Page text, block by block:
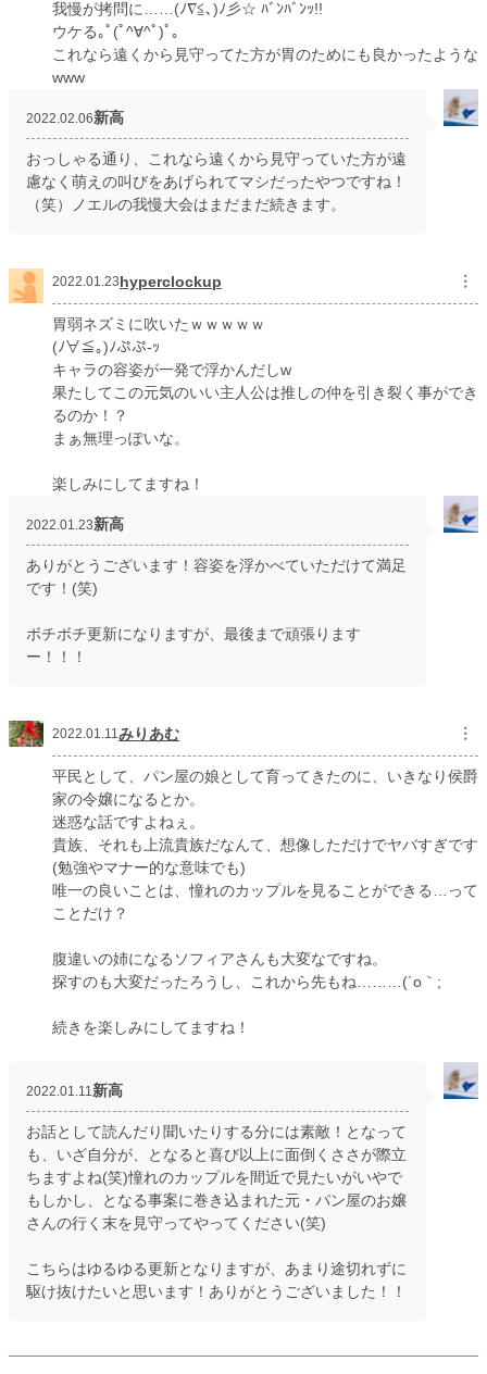
我慢が拷問に……(ﾉ∇≦､)ﾉ彡☆ ﾊﾞﾝﾊﾞﾝｯ!!
ウケる｡ﾟ(ﾟ^∀^ﾟ)ﾟ｡
これなら遠くから見守ってた方が胃のためにも良かったような
www
2022.02.06新高
おっしゃる通り、これなら遠くから見守っていた方が遠
慮なく萌えの叫びをあげられてマシだったやつですね！
（笑）ノエルの我慢大会はまだまだ続きます。
2022.01.23hyperclockup ︙
胃弱ネズミに吹いたｗｗｗｗｗ
(ﾉ∀≦｡)ﾉぷぷ-ｯ
キャラの容姿が一発で浮かんだしw
果たしてこの元気のいい主人公は推しの仲を引き裂く事ができ
るのか！？
まぁ無理っぽいな。
楽しみにしてますね！
2022.01.23新高
ありがとうございます！容姿を浮かべていただけて満足
です！(笑)
ボチボチ更新になりますが、最後まで頑張ります
ー！！！
2022.01.11みりあむ ︙
平民として、パン屋の娘として育ってきたのに、いきなり侯爵
家の令嬢になるとか。
迷惑な話ですよねぇ。
貴族、それも上流貴族だなんて、想像しただけでヤバすぎです
(勉強やマナー的な意味でも)
唯一の良いことは、憧れのカップルを見ることができる…って
ことだけ？
腹違いの姉になるソフィアさんも大変なですね。
探すのも大変だったろうし、これから先もね………(´o｀;
続きを楽しみにしてますね！
2022.01.11 新高
お話として読んだり聞いたりする分には素敵！となって
も、いざ自分が、となると喜び以上に面倒くささが際立
ちますよね(笑)憧れのカップルを間近で見たいがいやで
もしかし、となる事案に巻き込まれた元・パン屋のお嬢
さんの行く末を見守ってやってください(笑)
こちらはゆるゆる更新となりますが、あまり途切れずに
駆け抜けたいと思います！ありがとうございました！！